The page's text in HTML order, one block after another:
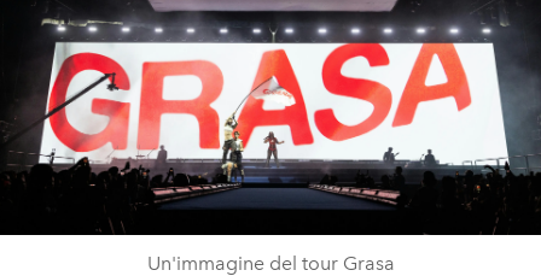
Un'immagine del tour Grasa